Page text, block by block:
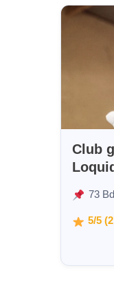
Club
73
5/5